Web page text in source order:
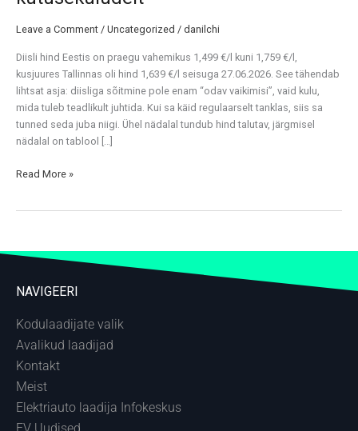
Leave a Comment / Uncategorized / danilchi
Diisli hind Eestis on praegu vahemikus 1,499 €/l kuni 1,759 €/l,
kusjuures Tallinnas oli hind 1,639 €/l seisuga 27.06.2026. See tähendab
lihtsat asja: diisliga sõitmine pole enam “odav vaikimisi”, vaid kulu,
mida tuleb teadlikult juhtida. Kui sa käid regulaarselt tanklas, siis sa
tunned seda juba niigi. Ühel nädalal tundub hind talutav, järgmisel
nädalal on tablool […]
Read More »
NAVIGEERI
Kodulaadijate valik
Avalikud laadijad
Kontakt
Meist
Elektriauto laadija Infokeskus